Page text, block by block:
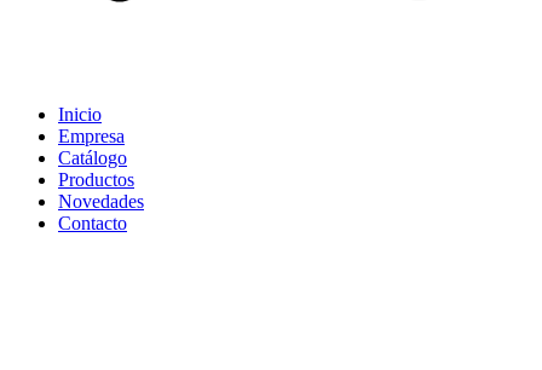
Inicio
Empresa
Catálogo
Productos
Novedades
Contacto